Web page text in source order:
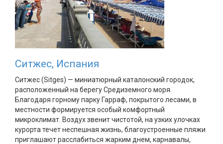
Ситжес, Испания
Ситжес (Sitges) — миниатюрный каталонский городок,
расположенный на берегу Средиземного моря.
Благодаря горному парку Гарраф, покрытого лесами, в
местности формируется особый комфортный
микроклимат. Воздух звенит чистотой, на узких улочках
курорта течет неспешная жизнь, благоустроенные пляжи
приглашают расслабиться жарким днем, карнавалы,